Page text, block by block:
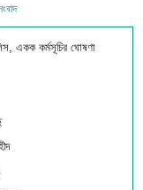
একক কর্মসূচির ঘোষণা